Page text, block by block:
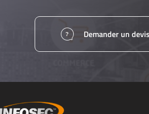
Demander un